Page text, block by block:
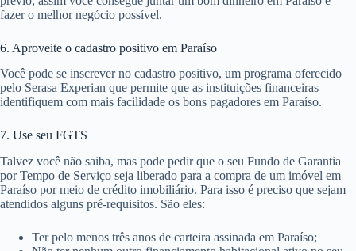
fazer o melhor negócio possível.
6. Aproveite o cadastro positivo em Paraíso
Você pode se inscrever no cadastro positivo, um programa oferecido
pelo Serasa Experian que permite que as instituições financeiras
identifiquem com mais facilidade os bons pagadores em Paraíso.
7. Use seu FGTS
Talvez você não saiba, mas pode pedir que o seu Fundo de Garantia
por Tempo de Serviço seja liberado para a compra de um imóvel em
Paraíso por meio de crédito imobiliário. Para isso é preciso que sejam
atendidos alguns pré-requisitos. São eles:
Ter pelo menos três anos de carteira assinada em Paraíso;